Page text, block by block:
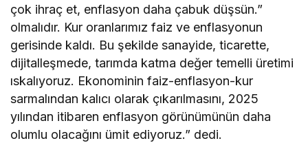
çok ihraç et, enflasyon daha çabuk düşsün.”
olmalıdır. Kur oranlarımız faiz ve enflasyonun
gerisinde kaldı. Bu şekilde sanayide, ticarette,
dijitalleşmede, tarımda katma değer temelli üretimi
ıskalıyoruz. Ekonominin faiz-enflasyon-kur
sarmalından kalıcı olarak çıkarılmasını, 2025
yılından itibaren enflasyon görünümünün daha
olumlu olacağını ümit ediyoruz.” dedi.